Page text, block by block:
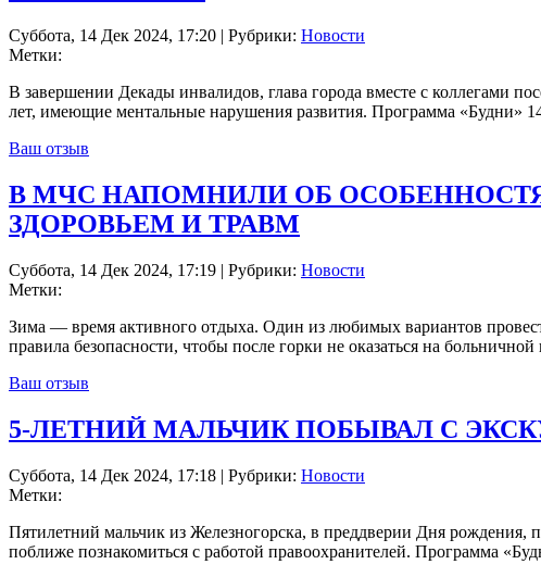
Суббота, 14 Дек 2024, 17:20 | Рубрики: Новости
Метки:
В завершении Декады инвалидов, глава города вместе с коллегами
лет, имеющие ментальные нарушения развития. Программа «Будни»
Ваш отзыв
В МЧС НАПОМНИЛИ ОБ
ЗДОРОВЬЕМ И ТРАВМ
Суббота, 14 Дек 2024, 17:19 | Рубрики: Новости
Метки:
Зима — время активного отдыха. Один из любимых вариантов
правила безопасности, чтобы после горки не оказаться на
Ваш отзыв
5-ЛЕТНИЙ МАЛЬЧИК ПОБЫВАЛ С
Суббота, 14 Дек 2024, 17:18 | Рубрики: Новости
Метки:
Пятилетний мальчик из Железногорска, в преддверии Дня
поближе познакомиться с работой правоохранителей. Программа